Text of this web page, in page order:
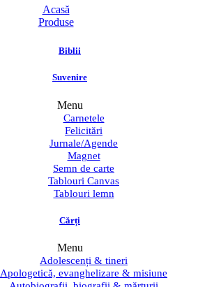
Acasă
Produse
Biblii
Suvenire
Menu
Carnetele
Felicitări
Jurnale/Agende
Magnet
Semn de carte
Tablouri Canvas
Tablouri lemn
Cărți
Menu
Adolescenți & tineri
Apologetică, evanghelizare & misiune